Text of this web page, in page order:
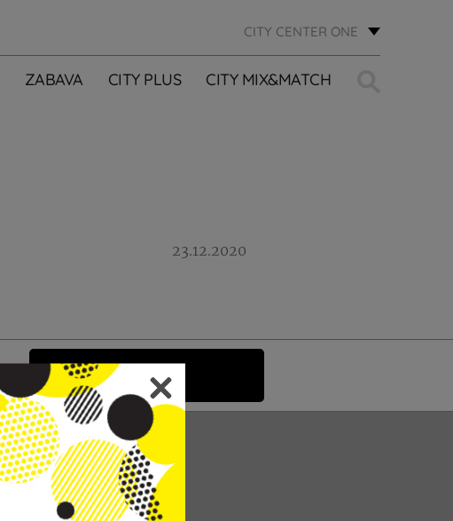
CITY CENTER ONE
ZABAVA CITY PLUS CITY MIX&MATCH
23.12.2020
PRIJAVI SE
CC REAL